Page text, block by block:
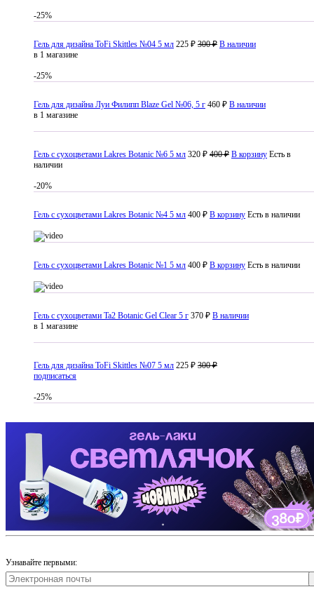
-25%
Гель для дизайна ToFi Skittles №04 5 мл 225 ₽ 300 ₽ В наличии
в 1 магазине
-25%
Гель для дизайна Луи Филипп Blaze Gel №06, 5 г 460 ₽ В наличии
в 1 магазине
Гель с сухоцветами Lakres Botanic №6 5 мл 320 ₽ 400 ₽ В корзину Есть в
наличии
-20%
Гель с сухоцветами Lakres Botanic №4 5 мл 400 ₽ В корзину Есть в наличии
Гель с сухоцветами Lakres Botanic №1 5 мл 400 ₽ В корзину Есть в наличии
Гель с сухоцветами Ta2 Botanic Gel Clear 5 г 370 ₽ В наличии
в 1 магазине
Гель для дизайна ToFi Skittles №07 5 мл 225 ₽ 300 ₽
подписаться
-25%
Узнавайте первыми: